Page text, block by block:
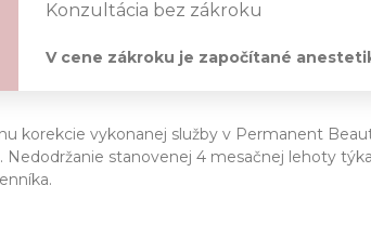
Konzultácia bez zákroku
V cene zákroku je započítané
korekcie vykonanej služby v Permanent
stanovenej 4 mesačnej lehoty